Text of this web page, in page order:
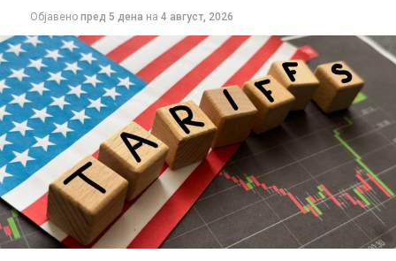
цени на горивата и транспортот.
Дополнителна загриженост предизвикува фактот што
околу 40 проценти од анкетираните граѓани сметаат
дека нивните приходи нема целосно да ја надоместат
изгубената куповна моќ поради инфлацијата. Според
ЕЦБ, доколку овие очекувања се задржат,
домаќинствата би можеле да продолжат да штедат
наместо да трошат, што дополнително би го забавило
економскиот раст во еврозоната.
Објавено пред 5 дена на 4 август, 2026